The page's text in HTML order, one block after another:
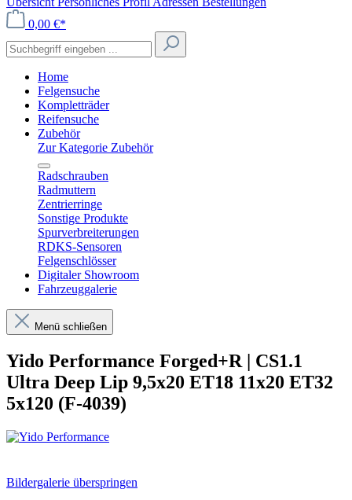
0,00 €*
Home
Felgensuche
Kompletträder
Reifensuche
Zubehör
Zur Kategorie Zubehör
Radschrauben
Radmuttern
Zentrierringe
Sonstige Produkte
Spurverbreiterungen
RDKS-Sensoren
Felgenschlösser
Digitaler Showroom
Fahrzeuggalerie
Menü schließen
Yido Performance Forged+R | CS1.1
Ultra Deep Lip 9,5x20 ET18 11x20 ET32
5x120 (F-4039)
Bildergalerie überspringen